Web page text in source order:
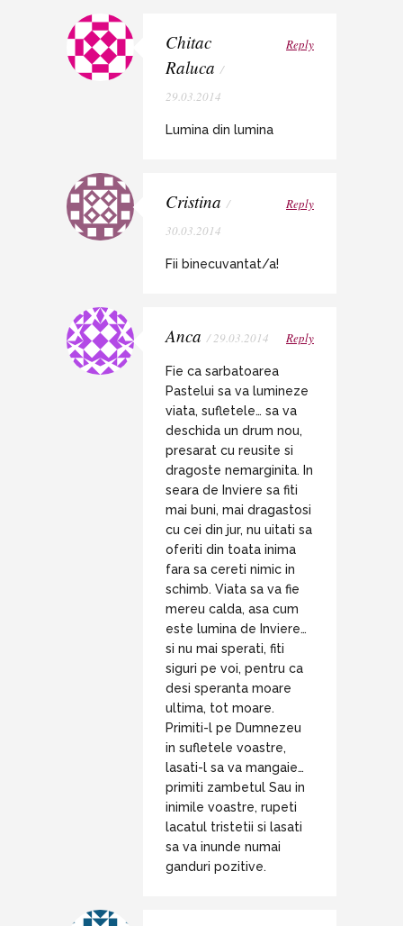
Chitac
Raluca /
29.03.2014
Reply
Lumina din lumina
Cristina /
30.03.2014
Reply
Fii binecuvantat/a!
Anca / 29.03.2014 Reply
Fie ca sarbatoarea
Pastelui sa va lumineze
viata, sufletele… sa va
deschida un drum nou,
presarat cu reusite si
dragoste nemarginita. In
seara de Inviere sa fiti
mai buni, mai dragastosi
cu cei din jur, nu uitati sa
oferiti din toata inima
fara sa cereti nimic in
schimb. Viata sa va fie
mereu calda, asa cum
este lumina de Inviere…
si nu mai sperati, fiti
siguri pe voi, pentru ca
desi speranta moare
ultima, tot moare.
Primiti-l pe Dumnezeu
in sufletele voastre,
lasati-l sa va mangaie…
primiti zambetul Sau in
inimile voastre, rupeti
lacatul tristetii si lasati
sa va inunde numai
ganduri pozitive.